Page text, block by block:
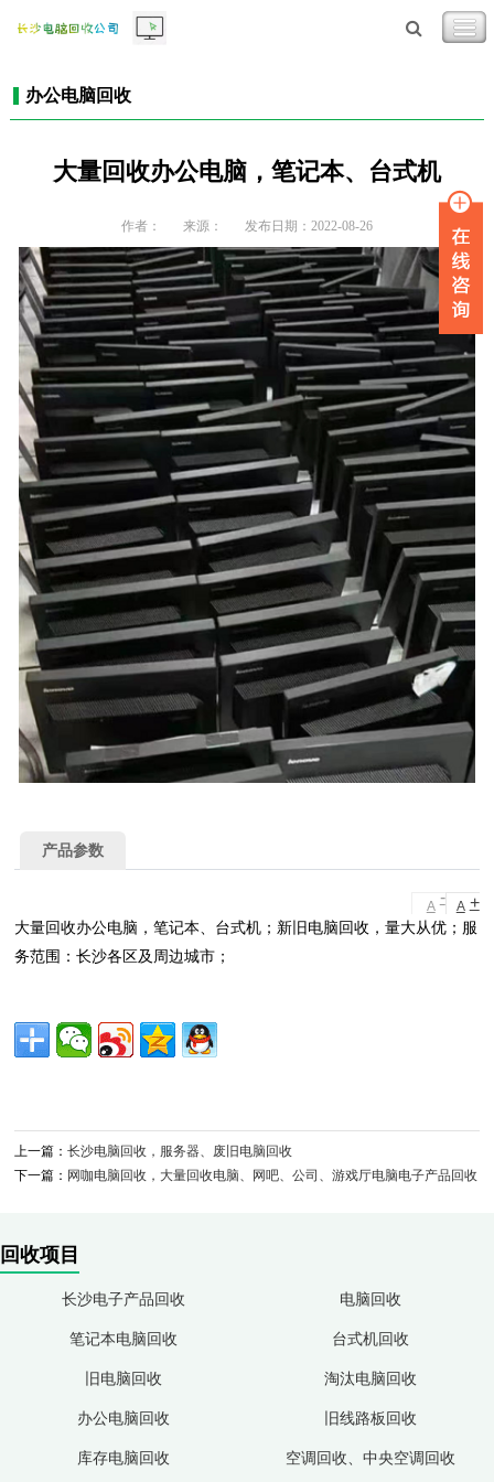
办公电脑回收
大量回收办公电脑，笔记本、台式机
作者： 来源： 发布日期：2022-08-26
产品参数
A - A +
大量回收办公电脑，笔记本、台式机；新旧电脑回收，量大从优；服
务范围：长沙各区及周边城市；
上一篇：长沙电脑回收，服务器、废旧电脑回收
下一篇： 网咖电脑回收，大量回收电脑、网吧、公司、游戏厅电脑电子产品回收
回收项目
长沙电子产品回收 电脑回收
笔记本电脑回收 台式机回收
旧电脑回收 淘汰电脑回收
办公电脑回收 旧线路板回收
库存电脑回收 空调回收、中央空调回收